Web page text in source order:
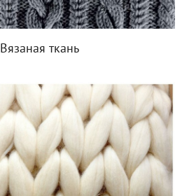
Вязаная ткань